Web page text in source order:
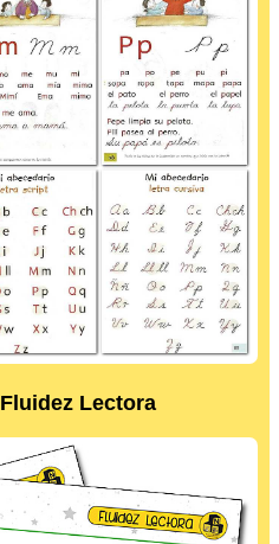
Fluidez Lectora